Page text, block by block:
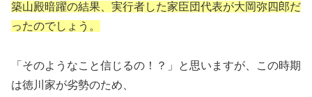
築山殿暗躍の結果、実行者した家臣団代表が大岡弥四郎だ
ったのでしょう。
「そのようなこと信じるの！？」と思いますが、この時期
は徳川家が劣勢のため、